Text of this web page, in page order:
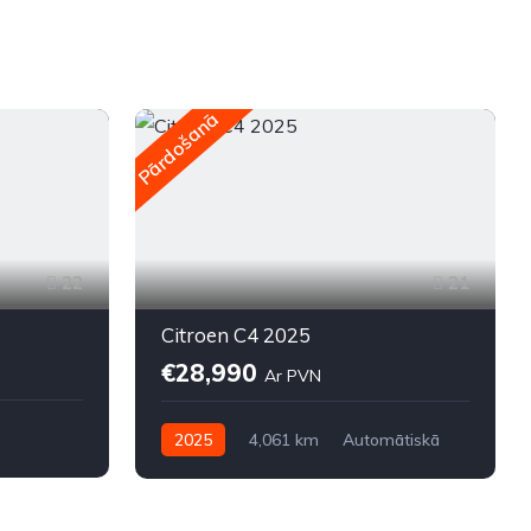
22
Pārdošanā
21
Citroen C4 2025
€28,990 Ar PVN
2025 4,061 km
Automātiskā